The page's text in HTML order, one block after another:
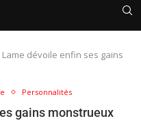
Lame dévoile enfin ses gains
Personnalités
gains monstrueux